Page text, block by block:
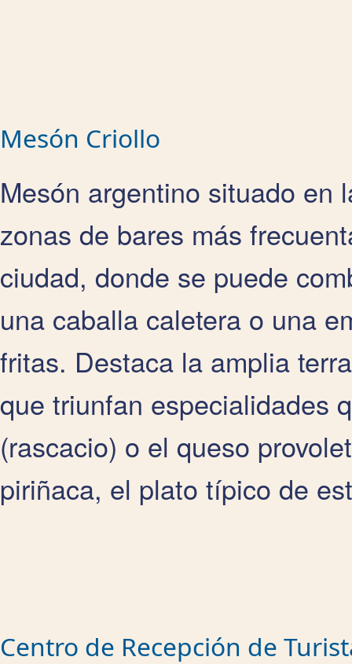
Mesón Criollo
Mesón argentino situado en
zonas de bares más
ciudad, donde se puede
una caballa caletera o una
fritas. Destaca la amplia
que triunfan especialidades
(rascacio) o el queso
piriñaca, el plato típico de
Centro de Recepción de